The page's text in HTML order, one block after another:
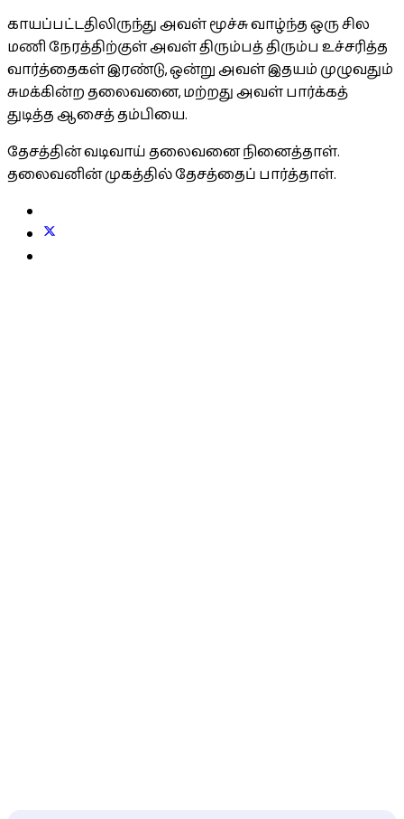
காயப்பட்டதிலிருந்து அவள் மூச்சு வாழ்ந்த ஒரு சில
மணி நேரத்திற்குள் அவள் திரும்பத் திரும்ப உச்சரித்த
வார்த்தைகள் இரண்டு, ஒன்று அவள் இதயம் முழுவதும்
சுமக்கின்ற தலைவனை, மற்றது அவள் பார்க்கத்
துடித்த ஆசைத் தம்பியை.
தேசத்தின் வடிவாய் தலைவனை நினைத்தாள்.
தலைவனின் முகத்தில் தேசத்தைப் பார்த்தாள்.